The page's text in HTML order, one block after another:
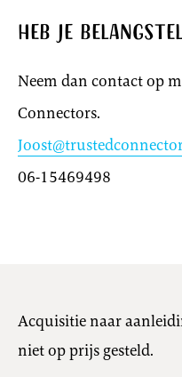
Heb je
Neem dan contact op
Connectors.
06-15469498
Acquisitie naar
niet op prijs gesteld.